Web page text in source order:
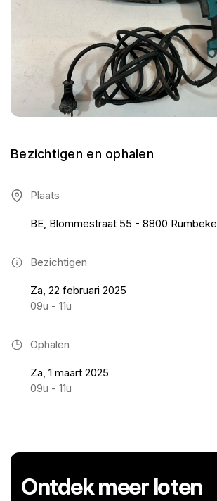
Bezichtigen en ophalen
Plaats
BE, Blommestraat 55 - 8800 Rumbeke
Bezichtigen
Za, 22 februari 2025
09u - 11u
Ophalen
Za, 1 maart 2025
09u - 11u
Ontdek meer loten